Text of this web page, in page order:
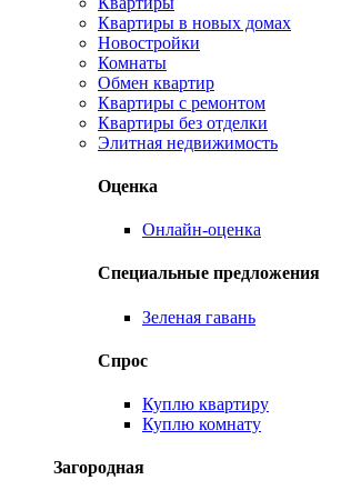
Квартиры в новых домах
Новостройки
Комнаты
Обмен квартир
Квартиры с ремонтом
Квартиры без отделки
Элитная недвижимость
Оценка
Онлайн-оценка
Специальные предложения
Зеленая гавань
Спрос
Куплю квартиру
Куплю комнату
Загородная